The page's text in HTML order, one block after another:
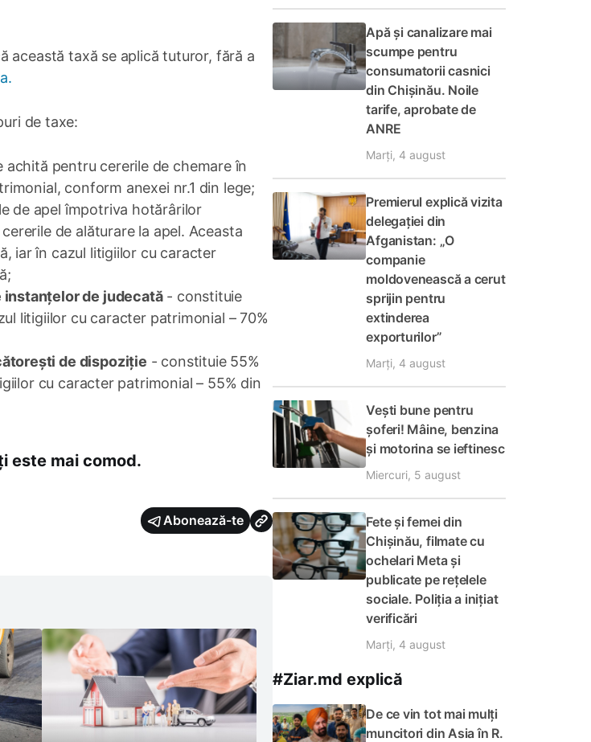
această taxă se aplică tuturor, fără a
de taxe:
achită pentru cererile de chemare în
conform anexei nr.1 din lege;
de apel împotriva hotărârilor
de alăturare la apel. Aceasta
iar în cazul litigiilor cu caracter
de judecată- constituie
litigiilor cu caracter patrimonial – 70%
de dispoziție - constituie 55%
cu caracter patrimonial – 55% din
este mai comod.
Abonează-te
Apă și canalizare mai
scumpe pentru
consumatorii casnici
din Chișinău. Noile
tarife, aprobate de
ANRE
Marți, 4 august
Premierul explică vizita
delegației din
Afganistan: „O
companie
moldovenească a cerut
sprijin pentru
extinderea
exporturilor”
Marți, 4 august
Vești bune pentru
șoferi! Mâine, benzina
și motorina se ieftinesc
Miercuri, 5 august
Fete și femei din
Chișinău, filmate cu
ochelari Meta și
publicate pe rețelele
sociale. Poliția a inițiat
verificări
Marți, 4 august
#Ziar.md explică
De ce vin tot mai mulți
muncitori din Asia în R.